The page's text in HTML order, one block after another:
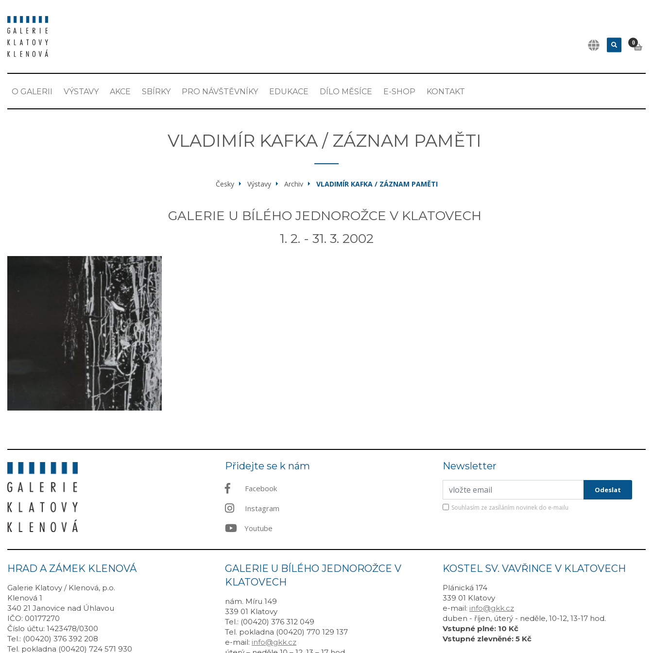
0
O GALERII VÝSTAVY AKCE SBÍRKY PRO NÁVŠTĚVNÍKY EDUKACE DÍLO MĚSÍCE E-SHOP KONTAKT
VLADIMÍR KAFKA / ZÁZNAM PAMĚTI
Česky Výstavy Archiv VLADIMÍR KAFKA / ZÁZNAM PAMĚTI
GALERIE U BÍLÉHO JEDNOROŽCE V KLATOVECH
1. 2. - 31. 3. 2002
Přidejte se k nám
Facebook
Instagram
Youtube
Newsletter
Souhlasím ze zasíláním novinek do e-mailu
HRAD A ZÁMEK KLENOVÁ
Galerie Klatovy / Klenová, p.o.
Klenová 1
340 21 Janovice nad Úhlavou
IČO: 00177270
Číslo účtu: 1423478/0300
Tel.: (00420) 376 392 208
Tel. pokladna (00420) 724 571 930
GALERIE U BÍLÉHO JEDNOROŽCE V
KLATOVECH
nám. Míru 149
339 01 Klatovy
Tel.: (00420) 376 312 049
Tel. pokladna (00420) 770 129 137
e-mail: info@gkk.cz
KOSTEL SV. VAVŘINCE V KLATOVECH
Plánická 174
339 01 Klatovy
e-mail: info@gkk.cz
duben - říjen, úterý - neděle, 10-12, 13-17 hod.
Vstupné plné: 10 Kč
Vstupné zlevněné: 5 Kč